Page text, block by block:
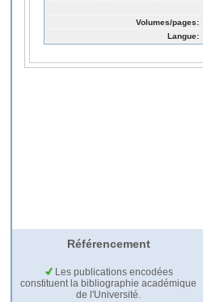
Volumes/pages:
Langue:
Référencement
Les publications encodées
constituent la bibliographie académique
de l'Université.